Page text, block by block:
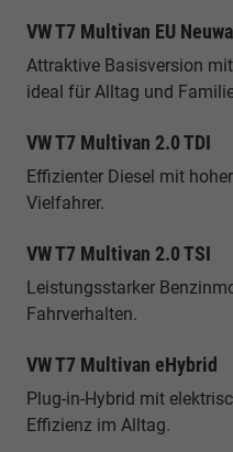
VW T7 Multivan EU
Attraktive Basisversion
ideal für Alltag und
VW T7 Multivan 2.0 TDI
Effizienter Diesel mit
Vielfahrer.
VW T7 Multivan 2.0 TSI
Leistungsstarker
Fahrverhalten.
VW T7 Multivan eHybrid
Plug-in-Hybrid mit
Effizienz im Alltag.